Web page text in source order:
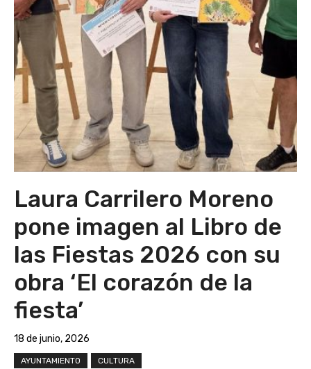
Laura Carrilero Moreno
pone imagen al Libro de
las Fiestas 2026 con su
obra ‘El corazón de la
fiesta’
18 de junio, 2026
AYUNTAMIENTO
CULTURA